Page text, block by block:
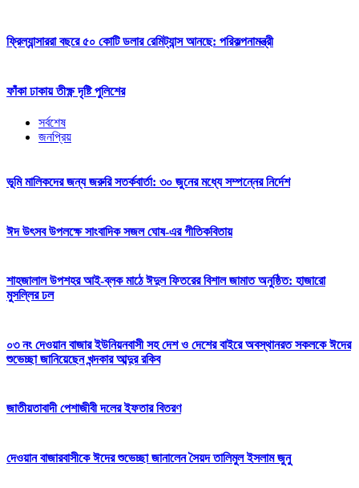
ফ্রিল্যান্সাররা বছরে ৫০ কোটি ডলার রেমিট্যান্স আনছে: পরিকল্পনামন্ত্রী
ফাঁকা ঢাকায় তীক্ষ্ণ দৃষ্টি পুলিশের
সর্বশেষ
জনপ্রিয়
ভূমি মালিকদের জন্য জরুরি সতর্কবার্তা: ৩০ জুনের মধ্যে সম্পন্নের নির্দেশ
ঈদ উৎসব উপলক্ষে সাংবাদিক সজল ঘোষ-এর গীতিকবিতায়
শাহজালাল উপশহর আই-ব্লক মাঠে ঈদুল ফিতরের বিশাল জামাত অনুষ্ঠিত: হাজারো
মুসল্লির ঢল
০৩ নং দেওয়ান বাজার ইউনিয়নবাসী সহ দেশ ও দেশের বাইরে অবস্থানরত সকলকে ঈদের
শুভেচ্ছা জানিয়েছেন খন্দকার আব্দুর রকিব
জাতীয়তাবাদী পেশাজীবী দলের ইফতার বিতরণ
দেওয়ান বাজারবাসীকে ঈদের শুভেচ্ছা জানালেন সৈয়দ তালিমুল ইসলাম জুনু